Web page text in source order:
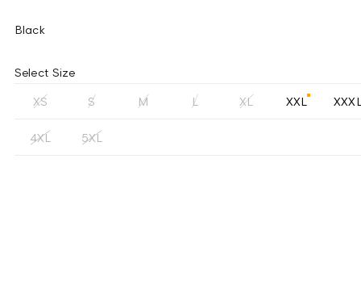
Black
Select Size
XS S M L XL XXL
4XL 5XL